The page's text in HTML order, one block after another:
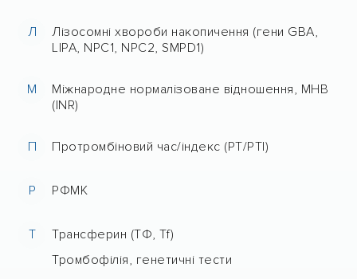
Л
Лізосомні хвороби накопичення (гени GBA,
LIPA, NPC1, NPC2, SMPD1)
М
Міжнародне нормалізоване відношення, МНВ
(INR)
П Протромбіновий час/індекс (PT/PTI)
Р РФМК
Т
Трансферин (ТФ, Tf)
Тромбофілія, генетичні тести